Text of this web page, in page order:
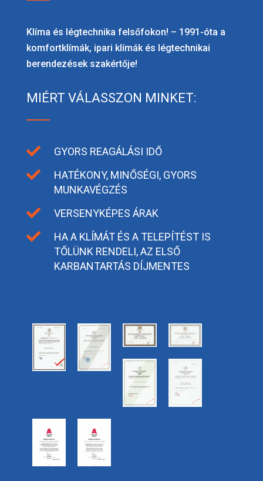
Klíma és légtechnika felsőfokon! – 1991-óta a
komfortklímák, ipari klímák és légtechnikai
berendezések szakértője!
MIÉRT VÁLASSZON MINKET:
 GYORS REAGÁLÁSI IDŐ

HATÉKONY, MINŐSÉGI, GYORS
MUNKAVÉGZÉS
 VERSENYKÉPES ÁRAK

HA A KLÍMÁT ÉS A TELEPÍTÉST IS
TŐLÜNK RENDELI, AZ ELSŐ
KARBANTARTÁS DÍJMENTES